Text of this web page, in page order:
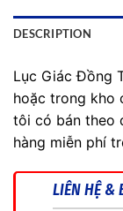
DESCRIPTION
Lục Giác Đồng
hoặc trong kho
tôi có bán theo
hàng miễn phí
LIÊN HỆ &